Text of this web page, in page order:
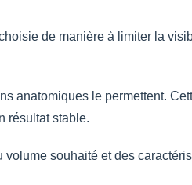
de manière à limiter la
anatomiques le permettent.
résultat stable.
souhaité et des